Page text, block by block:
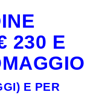
230 E
E PER